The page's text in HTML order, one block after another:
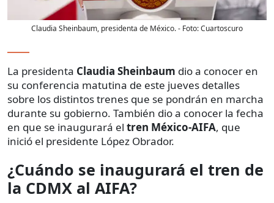
Claudia Sheinbaum, presidenta de México.- Foto:Cuartoscuro
La presidenta Claudia Sheinbaum dio a conocer en
su conferencia matutina de este jueves detalles
sobre los distintos trenes que se pondrán en marcha
durante su gobierno. También dio a conocer la fecha
en que se inaugurará el tren México-AIFA, que
inició el presidente López Obrador.
¿Cuándo se inaugurará el tren de
la CDMX al AIFA?